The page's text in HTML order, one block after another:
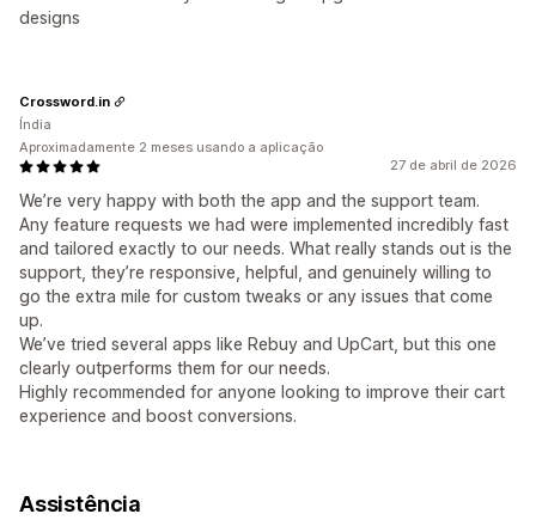
designs
27 de abril de 2026
We’re very happy with both the app and the support team.
Any feature requests we had were implemented incredibly fast
and tailored exactly to our needs. What really stands out is the
support, they’re responsive, helpful, and genuinely willing to
go the extra mile for custom tweaks or any issues that come
up.
We’ve tried several apps like Rebuy and UpCart, but this one
clearly outperforms them for our needs.
Highly recommended for anyone looking to improve their cart
experience and boost conversions.
Crossword.in
Índia
Aproximadamente 2 meses usando a aplicação
Assistência